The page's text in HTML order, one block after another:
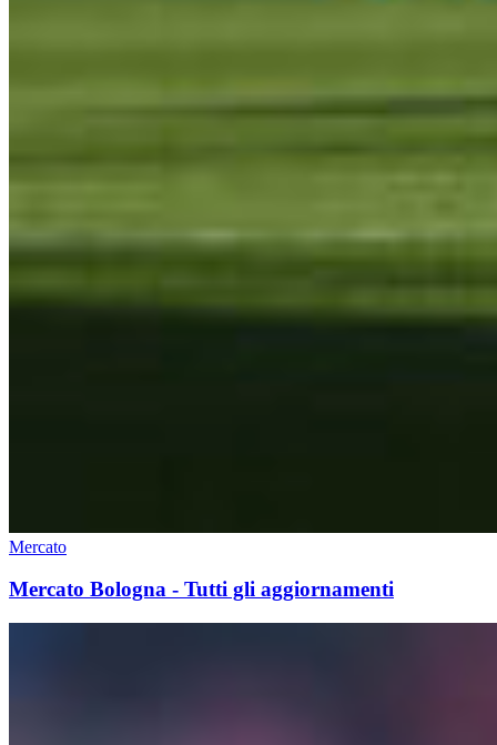
Mercato
Mercato Bologna - Tutti gli aggiornamenti